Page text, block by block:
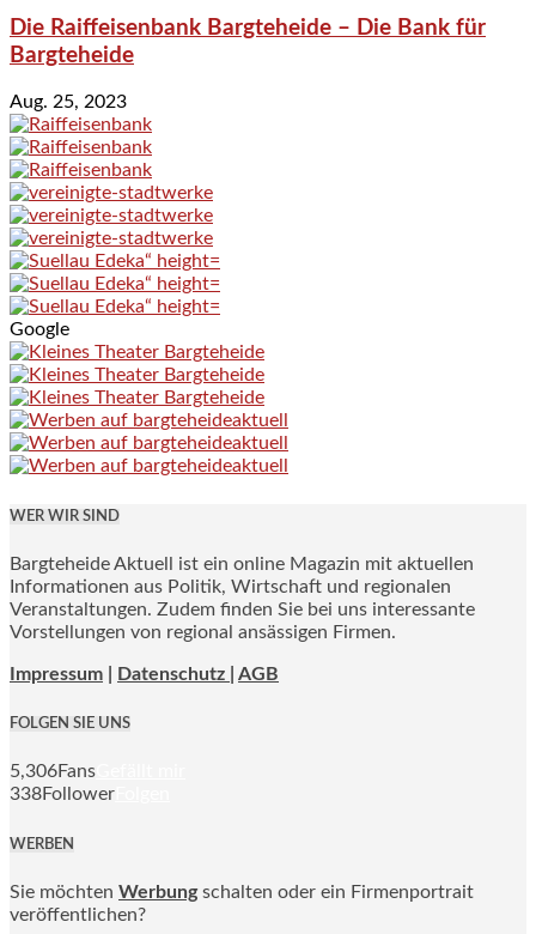
Die Raiffeisenbank Bargteheide – Die Bank für
Bargteheide
Aug. 25, 2023
Google
WER WIR SIND
Bargteheide Aktuell ist ein online Magazin mit aktuellen
Informationen aus Politik, Wirtschaft und regionalen
Veranstaltungen. Zudem finden Sie bei uns interessante
Vorstellungen von regional ansässigen Firmen.
Impressum Datenschutz | AGB
FOLGEN SIE UNS
5,306Fans
338Follower
WERBEN
Sie möchten Werbung schalten oder ein Firmenportrait
veröffentlichen?